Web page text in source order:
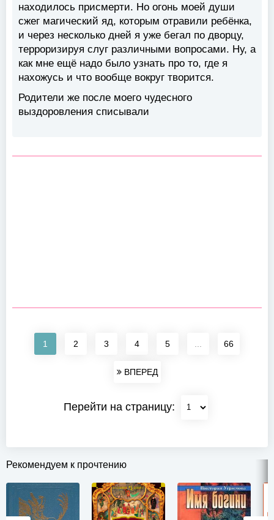
находилось присмерти. Но огонь моей души
сжег магический яд, которым отравили ребёнка,
и через несколько дней я уже бегал по дворцу,
терроризируя слуг различными вопросами. Ну, а
как мне ещё надо было узнать про то, где я
нахожусь и что вообще вокруг творится.
Родители же после моего чудесного
выздоровления списывали
1 2 3 4 5 66
ВПЕРЕД
Перейти на страницу:
Рекомендуем к прочтению